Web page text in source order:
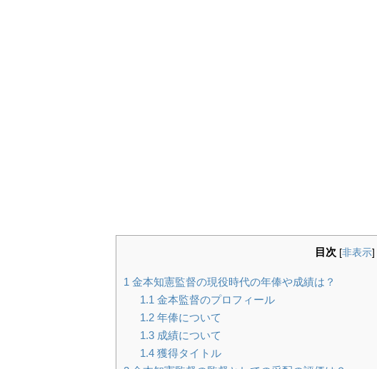
目次 [非表示]
1 金本知憲監督の現役時代の年俸や成績は？
1.1 金本監督のプロフィール
1.2年俸について
1.3成績について
1.4獲得タイトル